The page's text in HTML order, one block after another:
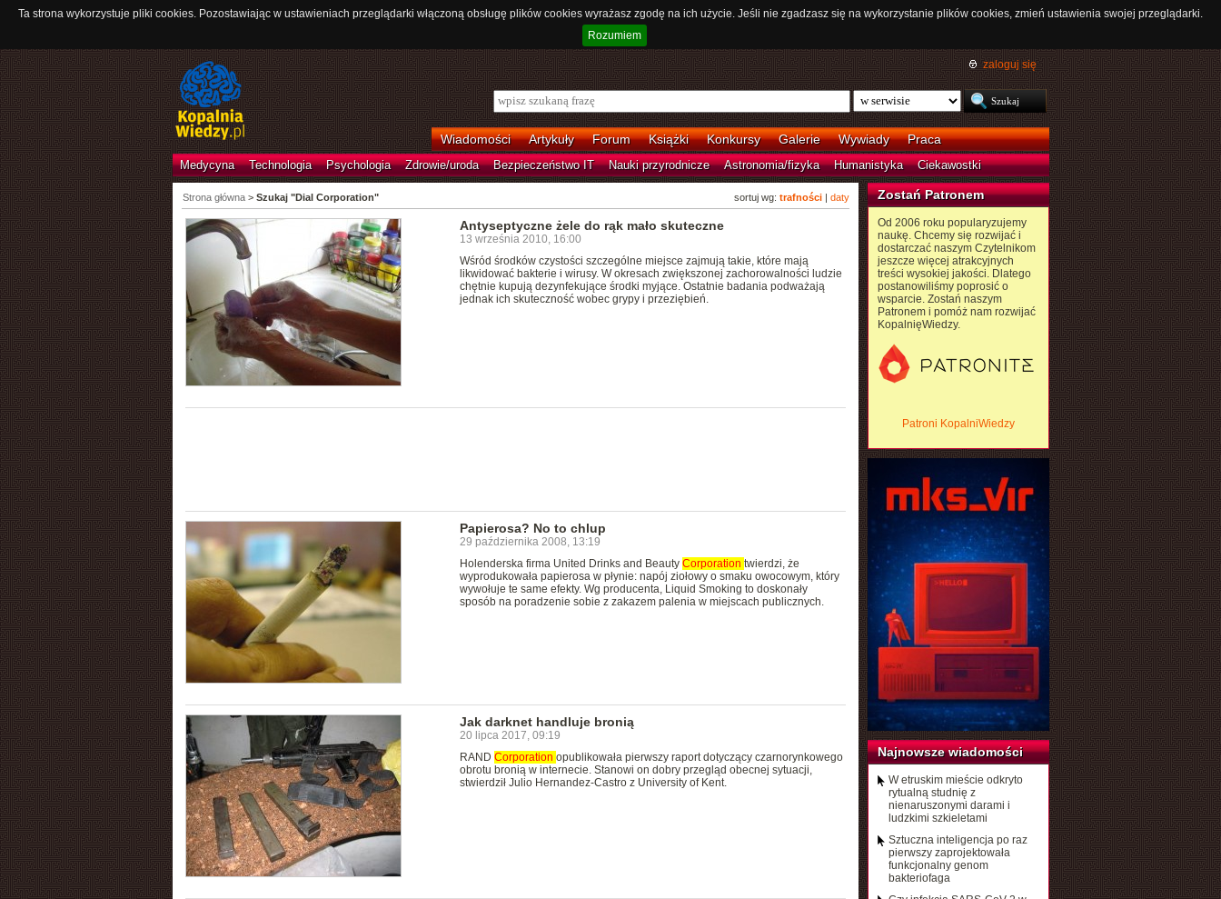
Ta strona wykorzystuje pliki cookies. Pozostawiając w ustawieniach przeglądarki włączoną obsługę plików cookies wyrażasz zgodę na ich użycie. Jeśli nie zgadzasz się na wykorzystanie plików cookies, zmień ustawienia swojej przeglądarki.
Rozumiem
zaloguj się
Wiadomości Artykuły Forum Książki Konkursy Galerie Wywiady Praca
Medycyna Technologia Psychologia Zdrowie/uroda Bezpieczeństwo IT Nauki przyrodnicze Astronomia/fizyka Humanistyka Ciekawostki
sortuj wg: trafności| daty
Strona główna> Szukaj "Dial Corporation"
Antyseptyczne żele do rąk mało skuteczne
13 września 2010, 16:00
Wśród środków czystości szczególne miejsce zajmują takie, które mają
likwidować bakterie i wirusy. W okresach zwiększonej zachorowalności ludzie
chętnie kupują dezynfekujące środki myjące. Ostatnie badania podważają
jednak ich skuteczność wobec grypy i przeziębień.
Papierosa? No to chlup
29 października 2008, 13:19
Holenderska firma United Drinks and Beauty Corporation twierdzi, że
wyprodukowała papierosa w płynie: napój ziołowy o smaku owocowym, który
wywołuje te same efekty. Wg producenta, Liquid Smoking to doskonały
sposób na poradzenie sobie z zakazem palenia w miejscach publicznych.
Jak darknet handluje bronią
20 lipca 2017, 09:19
RAND Corporation opublikowała pierwszy raport dotyczący czarnorynkowego
obrotu bronią w internecie. Stanowi on dobry przegląd obecnej sytuacji,
stwierdził Julio Hernandez-Castro z University of Kent.
Zostań Patronem
Od 2006 roku popularyzujemy
naukę. Chcemy się rozwijać i
dostarczać naszym Czytelnikom
jeszcze więcej atrakcyjnych
treści wysokiej jakości. Dlatego
postanowiliśmy poprosić o
wsparcie. Zostań naszym
Patronem i pomóż nam rozwijać
KopalnięWiedzy.
Patroni KopalniWiedzy
Najnowsze wiadomości
W etruskim mieście odkryto
rytualną studnię z
nienaruszonymi darami i
ludzkimi szkieletami
Sztuczna inteligencja po raz
pierwszy zaprojektowała
funkcjonalny genom
bakteriofaga